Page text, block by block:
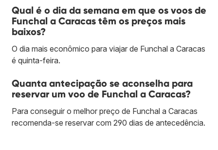
Qual é o dia da semana em que os voos de
Funchal a Caracas têm os preços mais
baixos?
O dia mais econômico para viajar de Funchal a Caracas
é quinta-feira.
Quanta antecipação se aconselha para
reservar um voo de Funchal a Caracas?
Para conseguir o melhor preço de Funchal a Caracas
recomenda-se reservar com 290 dias de antecedência.